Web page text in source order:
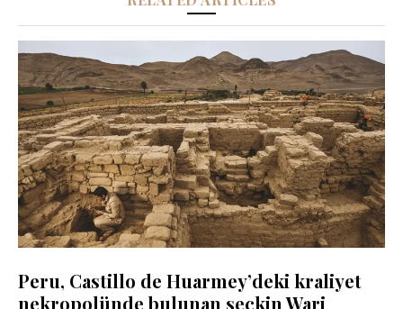
Peru, Castillo de Huarmey’deki kraliyet
nekropolünde bulunan seçkin Wari